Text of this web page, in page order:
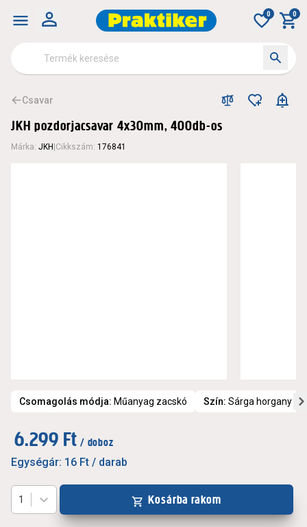
0 0
Csavar
JKH pozdorjacsavar 4x30mm, 400db-os
Márka: JKH Cikkszám: 176841
Csomagolás módja: Műanyag zacskó Szín: Sárga horgany
6.299 Ft / doboz
Egységár: 16 Ft / darab
1 Kosárba rakom